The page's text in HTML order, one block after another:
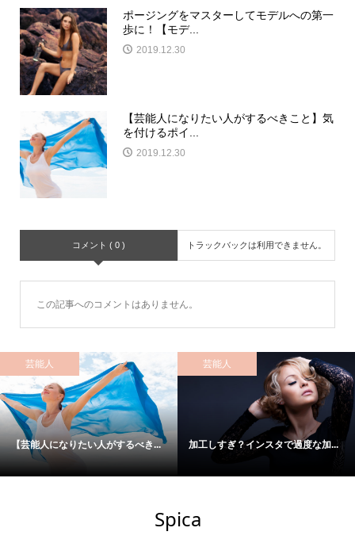
ポージングをマスターしてモデルへの第一
歩に！【モデ...
2019.12.30
【芸能人になりたい人がするべきこと】気
を付けるポイ...
2019.12.30
コメント ( 0 ) トラックバックは利用できません。
この記事へのコメントはありません。
芸能人
【芸能人になりたい人がするべき...
芸能人
加工しすぎ？インスタで過度な加...
Spica